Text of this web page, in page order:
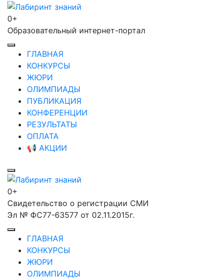
Перейти
содержимому
Enter)
Лабиринт знаний
0+
Образовательный интернет-портал
ГЛАВНАЯ
КОНКУРСЫ
ЖЮРИ
ОЛИМПИАДЫ
ПУБЛИКАЦИЯ
КОНФЕРЕНЦИИ
РЕЗУЛЬТАТЫ
ОПЛАТА
📢 АКЦИИ
Лабиринт знаний
0+
Свидетельство о регистрации СМИ
Эл № ФС77-63577 от 02.11.2015г.
ГЛАВНАЯ
КОНКУРСЫ
ЖЮРИ
ОЛИМПИАДЫ